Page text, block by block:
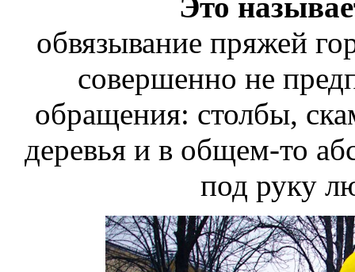
обвязывание пряжей
совершенно не
обращения: столбы,
деревья и в общем-то
под руку